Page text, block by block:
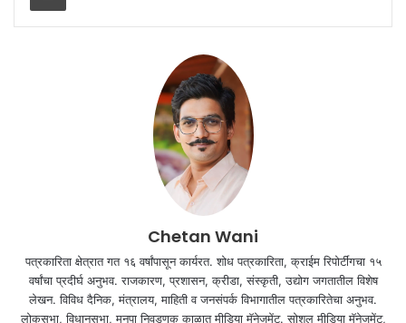
Chetan Wani
पत्रकारिता क्षेत्रात गत १६ वर्षांपासून कार्यरत. शोध पत्रकारिता, क्राईम रिपोर्टींगचा १५
वर्षांचा प्रदीर्घ अनुभव. राजकारण, प्रशासन, क्रीडा, संस्कृती, उद्योग जगतातील विशेष
लेखन. विविध दैनिक, मंत्रालय, माहिती व जनसंपर्क विभागातील पत्रकारितेचा अनुभव.
लोकसभा, विधानसभा, मनपा निवडणूक काळात मीडिया मॅनेजमेंट. सोशल मीडिया मॅनेजमेंट,